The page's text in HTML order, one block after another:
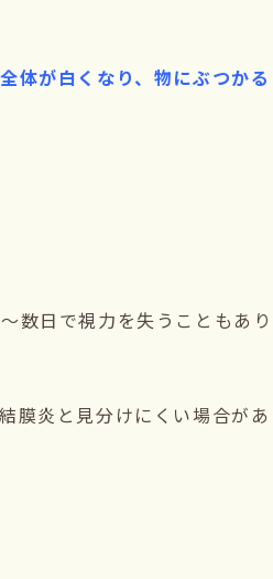
体が白くなり、物にぶつか
数日で視力を失うこともあり
炎と見分けにくい場合があ